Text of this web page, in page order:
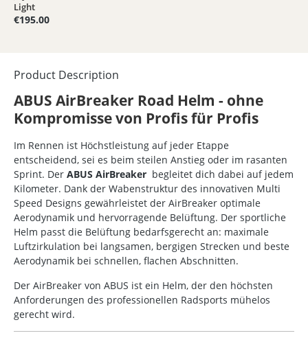
Light
€195.00
Product Description
ABUS AirBreaker Road Helm - ohne
Kompromisse von Profis für Profis
Im Rennen ist Höchstleistung auf jeder Etappe
entscheidend, sei es beim steilen Anstieg oder im rasanten
Sprint. Der ABUS AirBreaker begleitet dich dabei auf jedem
Kilometer. Dank der Wabenstruktur des innovativen Multi
Speed Designs gewährleistet der AirBreaker optimale
Aerodynamik und hervorragende Belüftung. Der sportliche
Helm passt die Belüftung bedarfsgerecht an: maximale
Luftzirkulation bei langsamen, bergigen Strecken und beste
Aerodynamik bei schnellen, flachen Abschnitten.
Der AirBreaker von ABUS ist ein Helm, der den höchsten
Anforderungen des professionellen Radsports mühelos
gerecht wird.